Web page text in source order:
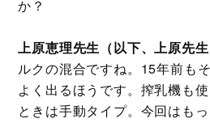
か？
上原恵理先生（以下、上原先生
ルクの混合ですね。15年前も
よく出るほうです。搾乳機も
ときは手動タイプ。今回はも